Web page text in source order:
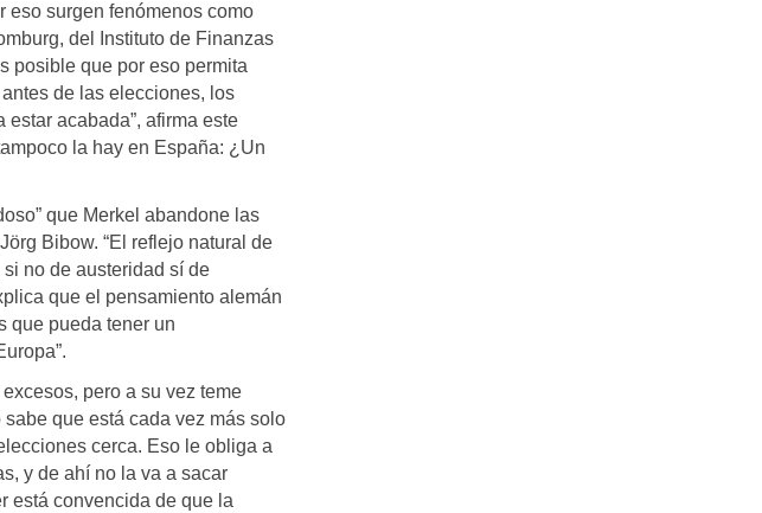
eso surgen fenómenos como
del Instituto de Finanzas
posible que por eso permita
de las elecciones, los
acabada”, afirma este
la hay en España: ¿Un
que Merkel abandone las
Bibow. “El reflejo natural de
no de austeridad sí de
que el pensamiento alemán
que pueda tener un
pero a su vez teme
que está cada vez más solo
cerca. Eso le obliga a
y de ahí no la va a sacar
está convencida de que la